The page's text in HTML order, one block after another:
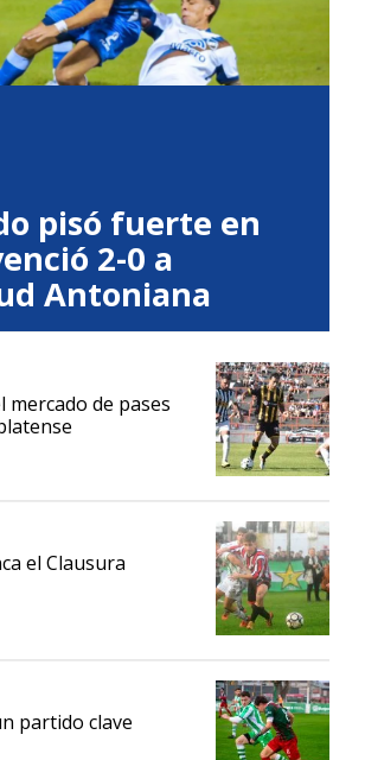
pisó fuerte en
2-0 a
Antoniana
mercado de pases
el Clausura
partido clave